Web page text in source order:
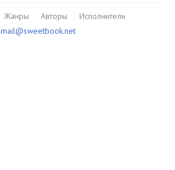
Жанры Авторы
Исполнители
mail@sweetbook.net